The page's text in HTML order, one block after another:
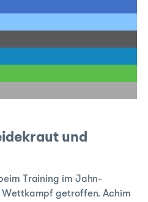
und
Training im Jahn-
getroffen. Achim